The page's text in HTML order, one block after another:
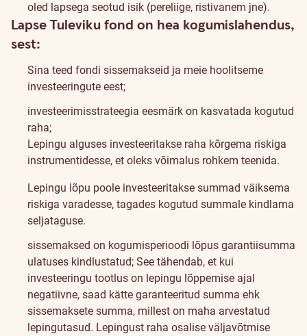
oled lapsega seotud isik (pereliige, ristivanem jne).
Lapse Tuleviku fond on hea kogumislahendus,
sest:
Sina teed fondi sissemakseid ja meie hoolitseme
investeeringute eest;
investeerimisstrateegia eesmärk on kasvatada kogutud
raha;
Lepingu alguses investeeritakse raha kõrgema riskiga
instrumentidesse, et oleks võimalus rohkem teenida.
Lepingu lõpu poole investeeritakse summad väiksema
riskiga varadesse, tagades kogutud summale kindlama
seljataguse.
sissemaksed on kogumisperioodi lõpus garantiisumma
ulatuses kindlustatud; See tähendab, et kui
investeeringu tootlus on lepingu lõppemise ajal
negatiivne, saad kätte garanteeritud summa ehk
sissemaksete summa, millest on maha arvestatud
lepingutasud. Lepingust raha osalise väljavõtmise